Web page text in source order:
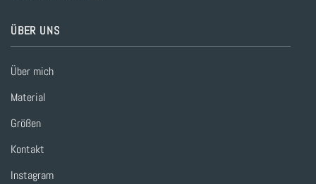
ÜBER UNS
Über mich
Material
Größen
Kontakt
Instagram